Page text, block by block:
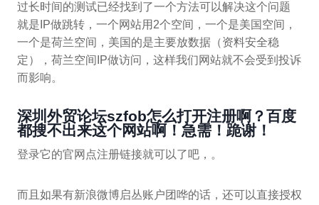
过长时间的测试已经找到了一个方法可以解决这个问题
就是IP做跳转，一个网站用2个空间，一个是美国空间，
一个是荷兰空间，美国的是主要放数据（资料安全稳
定），荷兰空间IP做访问，这样我们网站就不会受到投诉
而影响。
深圳外贸论坛szfob怎么打开注册啊？百度
都搜不出来这个网站啊！急需！跪谢！
登录它的官网点注册链接就可以了吧，。
而且如果有新浪微博启丛账户团哗的话，还可以直接授权